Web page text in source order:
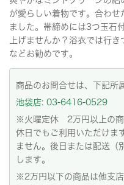
が愛らしい着物です。合わ
ました。帯締めには3つ玉石
上げませんか？浴衣では行
などお勧めです。
商品のお問合せは、下記所
池袋店: 03-6416-0529
※火曜定休 2万円以上の
休日でもご利用いただけま
ません。後日または配送（
します。
※2万円以下の商品は他支